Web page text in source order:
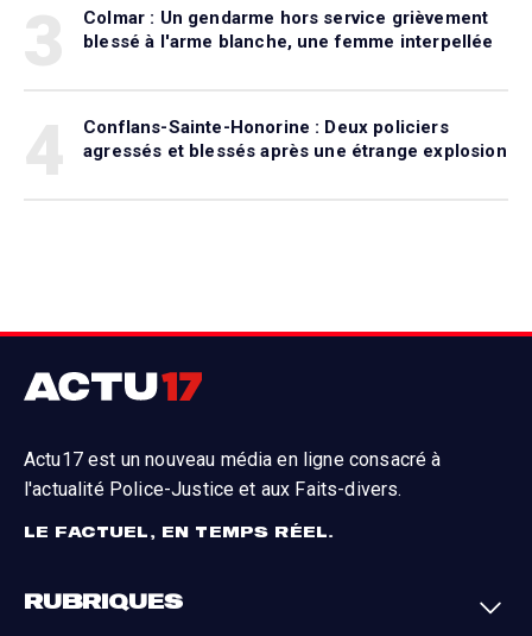
Colmar : Un gendarme hors service grièvement
blessé à l'arme blanche, une femme interpellée
Conflans-Sainte-Honorine : Deux policiers
agressés et blessés après une étrange explosion
Actu17 est un nouveau média en ligne consacré à
l'actualité Police-Justice et aux Faits-divers.
LE FACTUEL, EN TEMPS RÉEL.
RUBRIQUES